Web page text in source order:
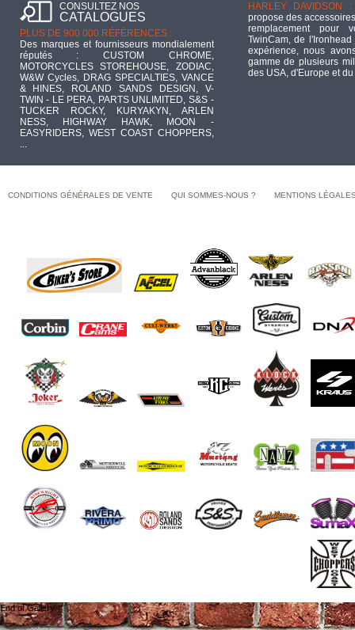
CONSULTEZ NOS
CATALOGUES
PLUS DE 900 000 RÉFÉRENCES :
Des marques et fournisseurs mondialement
réputés : CUSTOM CHROME,
MOTORCYCLES STOREHOUSE, ZODIAC,
W&W Cycles, DRAG SPECIALTIES, VANCE
& HINES, ROLAND SANDS DESIGN, V-
TWIN - LE PERA, PARTS UNLIMITED, S&S -
TUCKER ROCKY, KURYAKYN, ARLEN
NESS, HIGHWAY HAWK, MOON -
EASYRIDERS, WEST COAST CHOPPERS,
...
HARLEY DAVIDSON :
propose des
remplacement pour
TwinCam, de
expérience, nous
gamme de plusieurs
des USA, d'Europe et
CONDITIONS GÉNÉRALES DE VENTE QUI SOMMES-NOUS ? MENTIONS
End of Gallery